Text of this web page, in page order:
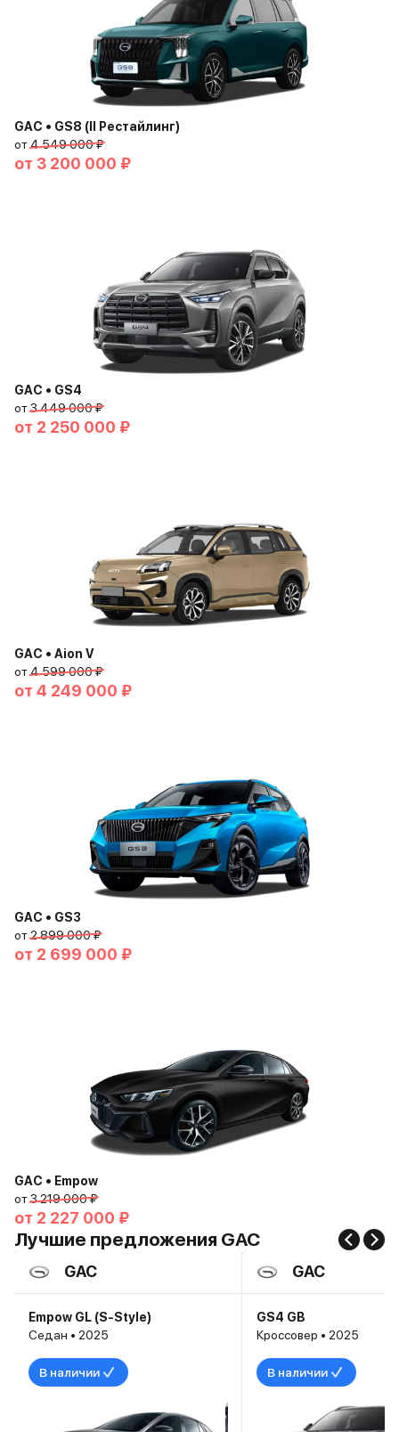
GAC • GS8 (II Рестайлинг)
от4 549 000 ₽
от 3 200 000 ₽
GAC • GS4
от3 449 000 ₽
от 2 250 000 ₽
GAC • Aion V
от4 599 000 ₽
от 4 249 000 ₽
GAC • GS3
от2 899 000 ₽
от 2 699 000 ₽
GAC • Empow
от3 219 000 ₽
от 2 227 000 ₽
Лучшие предложения GAC
GAC
Empow GL (S-Style)
Седан • 2025
В наличии
GAC
GS4 GB
Кроссовер • 2025
В наличии